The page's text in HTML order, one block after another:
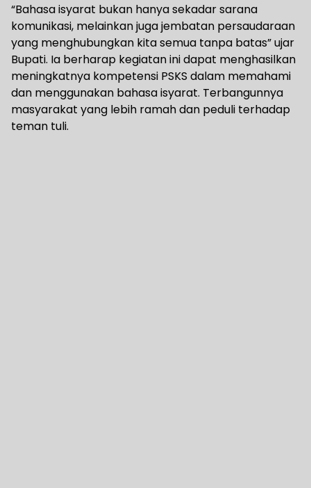
“Bahasa isyarat bukan hanya sekadar sarana
komunikasi, melainkan juga jembatan persaudaraan
yang menghubungkan kita semua tanpa batas” ujar
Bupati. Ia berharap kegiatan ini dapat menghasilkan
meningkatnya kompetensi PSKS dalam memahami
dan menggunakan bahasa isyarat. Terbangunnya
masyarakat yang lebih ramah dan peduli terhadap
teman tuli.